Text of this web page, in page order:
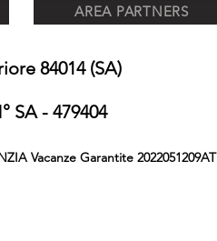
AREA PARTNERS
84014 (SA)
SA - 479404
Vacanze Garantite 2022051209AT